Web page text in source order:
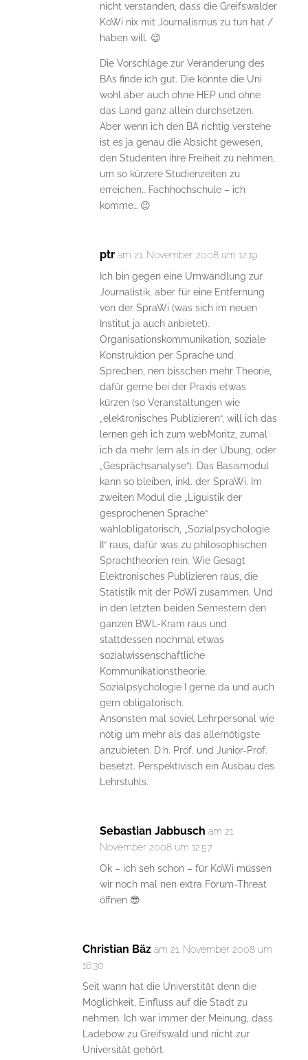
nicht verstanden, dass die Greifswalder
KoWi nix mit Journalismus zu tun hat /
haben will. 😉
Die Vorschläge zur Veränderung des
BAs finde ich gut. Die könnte die Uni
wohl aber auch ohne HEP und ohne
das Land ganz allein durchsetzen.
Aber wenn ich den BA richtig verstehe
ist es ja genau die Absicht gewesen,
den Studenten ihre Freiheit zu nehmen,
um so kürzere Studienzeiten zu
erreichen… Fachhochschule – ich
komme… 😉
ptr am 21. November 2008 um 12:19
Ich bin gegen eine Umwandlung zur
Journalistik, aber für eine Entfernung
von der SpraWi (was sich im neuen
Institut ja auch anbietet).
Organisationskommunikation, soziale
Konstruktion per Sprache und
Sprechen, nen bisschen mehr Theorie,
dafür gerne bei der Praxis etwas
kürzen (so Veranstaltungen wie
„elektronisches Publizieren“, will ich das
lernen geh ich zum webMoritz, zumal
ich da mehr lern als in der Übung, oder
„Gesprächsanalyse“). Das Basismodul
kann so bleiben, inkl. der SpraWi. Im
zweiten Modul die „Liguistik der
gesprochenen Sprache“
wahlobligatorisch, „Sozialpsychologie
II“ raus, dafür was zu philosophischen
Sprachtheorien rein. Wie Gesagt
Elektronisches Publizieren raus, die
Statistik mit der PoWi zusammen. Und
in den letzten beiden Semestern den
ganzen BWL-Kram raus und
stattdessen nochmal etwas
sozialwissenschaftliche
Kommunikationstheorie.
Sozialpsychologie I gerne da und auch
gern obligatorisch.
Ansonsten mal soviel Lehrpersonal wie
nötig um mehr als das allernötigste
anzubieten. D.h. Prof. und Junior-Prof.
besetzt. Perspektivisch ein Ausbau des
Lehrstuhls.
Sebastian Jabbusch am 21.
November 2008 um 12:57
Ok – ich seh schon – für KoWi müssen
wir noch mal nen extra Forum-Threat
öffnen 😎
Christian Bäz am 21. November 2008 um
16:30
Seit wann hat die Universtität denn die
Möglichkeit, Einfluss auf die Stadt zu
nehmen. Ich war immer der Meinung, dass
Ladebow zu Greifswald und nicht zur
Universität gehört.